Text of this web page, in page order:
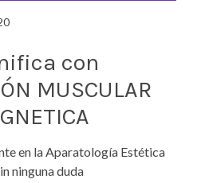
con
MUSCULAR
en la Aparatología Estética
ninguna duda